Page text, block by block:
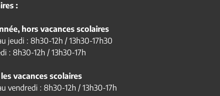
:
hors vacances scolaires
jeudi : 8h30-12h / 13h30-17h30
: 8h30-12h / 13h30-17h
vacances scolaires
vendredi : 8h30-12h / 13h30-17h